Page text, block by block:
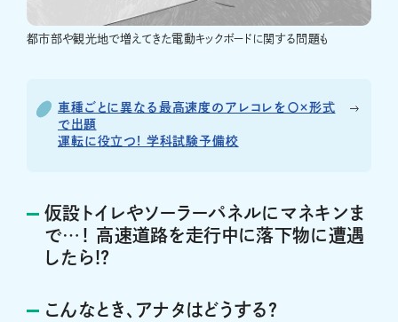
都市部や観光地で増えてきた電動キックボードに関する問題も
車種ごとに異なる最高速度のアレコレを〇×形式
で出題
運転に役立つ! 学科試験予備校
仮設トイレやソーラーパネルにマネキンま
で…！ 高速道路を走行中に落下物に遭遇
したら!?
こんなとき、アナタはどうする？